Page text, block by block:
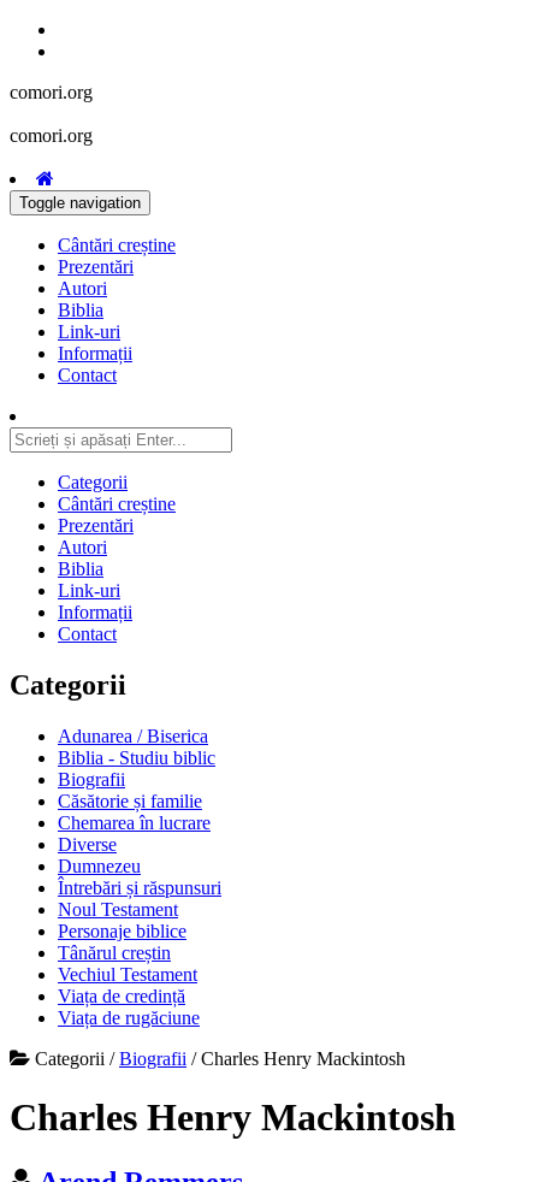
comori.org
comori.org
Toggle navigation
Cântări creștine
Prezentări
Autori
Biblia
Link-uri
Informații
Contact
Categorii
Cântări creștine
Prezentări
Autori
Biblia
Link-uri
Informații
Contact
Categorii
Adunarea / Biserica
Biblia - Studiu biblic
Biografii
Căsătorie și familie
Chemarea în lucrare
Diverse
Dumnezeu
Întrebări și răspunsuri
Noul Testament
Personaje biblice
Tânărul creștin
Vechiul Testament
Viața de credință
Viața de rugăciune
Categorii /Biografii /Charles Henry Mackintosh
Charles Henry Mackintosh